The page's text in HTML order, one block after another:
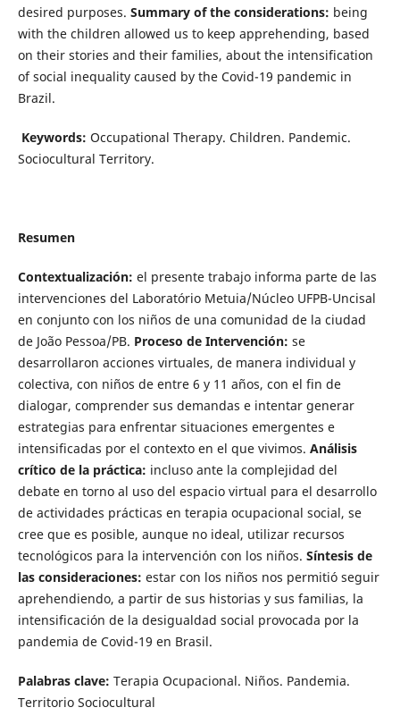
desired purposes. Summary of the considerations: being
with the children allowed us to keep apprehending, based
on their stories and their families, about the intensification
of social inequality caused by the Covid-19 pandemic in
Brazil.
Keywords: Occupational Therapy. Children. Pandemic.
Sociocultural Territory.
Resumen
Contextualización: el presente trabajo informa parte de las
intervenciones del Laboratório Metuia/Núcleo UFPB-Uncisal
en conjunto con los niños de una comunidad de la ciudad
de João Pessoa/PB. Proceso de Intervención: se
desarrollaron acciones virtuales, de manera individual y
colectiva, con niños de entre 6 y 11 años, con el fin de
dialogar, comprender sus demandas e intentar generar
estrategias para enfrentar situaciones emergentes e
intensificadas por el contexto en el que vivimos. Análisis
crítico de la práctica: incluso ante la complejidad del
debate en torno al uso del espacio virtual para el desarrollo
de actividades prácticas en terapia ocupacional social, se
cree que es posible, aunque no ideal, utilizar recursos
tecnológicos para la intervención con los niños. Síntesis de
las consideraciones: estar con los niños nos permitió seguir
aprehendiendo, a partir de sus historias y sus familias, la
intensificación de la desigualdad social provocada por la
pandemia de Covid-19 en Brasil.
Palabras clave: Terapia Ocupacional. Niños. Pandemia.
Territorio Sociocultural